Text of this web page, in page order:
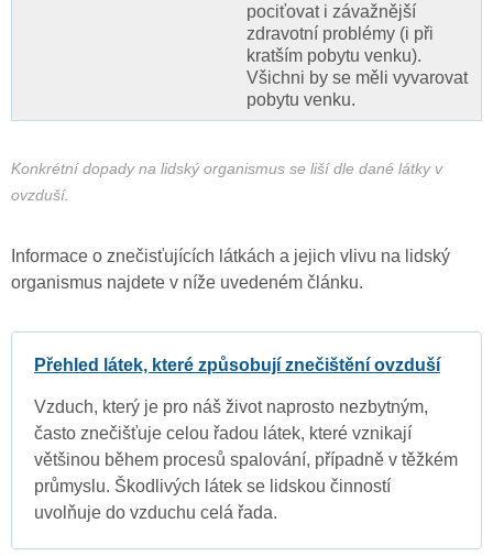
pociťovat i závažnější
zdravotní problémy (i při
kratším pobytu venku).
Všichni by se měli vyvarovat
pobytu venku.
Konkrétní dopady na lidský organismus se liší dle dané látky v
ovzduší.
Informace o znečisťujících látkách a jejich vlivu na lidský
organismus najdete v níže uvedeném článku.
Přehled látek, které způsobují znečištění ovzduší
Vzduch, který je pro náš život naprosto nezbytným,
často znečišťuje celou řadou látek, které vznikají
většinou během procesů spalování, případně v těžkém
průmyslu. Škodlivých látek se lidskou činností
uvolňuje do vzduchu celá řada.